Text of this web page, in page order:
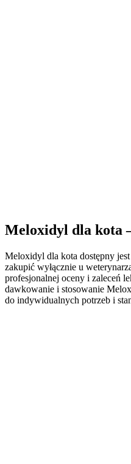
Meloxidyl dla kota
Meloxidyl dla kota dostępny
zakupić wyłącznie u
profesjonalnej oceny i zaleceń
dawkowanie i stosowanie
do indywidualnych potrzeb i